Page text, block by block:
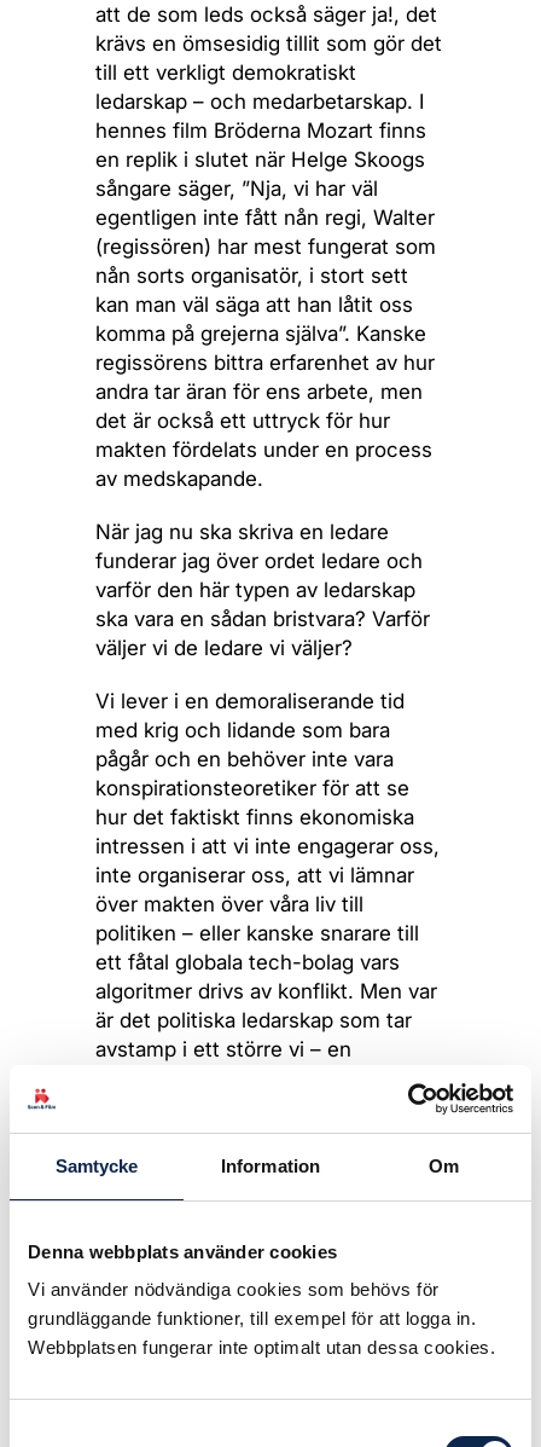
Samtycke Information Om
Denna webbplats använder cookies
Vi använder nödvändiga cookies som behövs för
grundläggande funktioner, till exempel för att logga in.
Webbplatsen fungerar inte optimalt utan dessa cookies.
att de som leds också säger ja!, det
krävs en ömsesidig tillit som gör det
till ett verkligt demokratiskt
ledarskap – och medarbetarskap. I
hennes film Bröderna Mozart finns
en replik i slutet när Helge Skoogs
sångare säger, ”Nja, vi har väl
egentligen inte fått nån regi, Walter
(regissören) har mest fungerat som
nån sorts organisatör, i stort sett
kan man väl säga att han låtit oss
komma på grejerna själva”. Kanske
regissörens bittra erfarenhet av hur
andra tar äran för ens arbete, men
det är också ett uttryck för hur
makten fördelats under en process
av medskapande.
När jag nu ska skriva en ledare
funderar jag över ordet ledare och
varför den här typen av ledarskap
ska vara en sådan bristvara? Varför
väljer vi de ledare vi väljer?
Vi lever i en demoraliserande tid
med krig och lidande som bara
pågår och en behöver inte vara
konspirationsteoretiker för att se
hur det faktiskt finns ekonomiska
intressen i att vi inte engagerar oss,
inte organiserar oss, att vi lämnar
över makten över våra liv till
politiken – eller kanske snarare till
ett fåtal globala tech-bolag vars
algoritmer drivs av konflikt. Men var
är det politiska ledarskap som tar
avstamp i ett större vi – en
ensemble – och som tar oss framåt
bussen? De flesta av oss vill vara
med och bidra om vi inkluderas, om
vi får ett ja.
När jag lyssnar in det politiska
ledarskapet hör jag mycket lite
framtidstro, faktiskt ganska mycket
gnäll – Varför just jag? Varför just vi?
Varför ska just Sverige leda den
gröna omställningen? Varför ska just